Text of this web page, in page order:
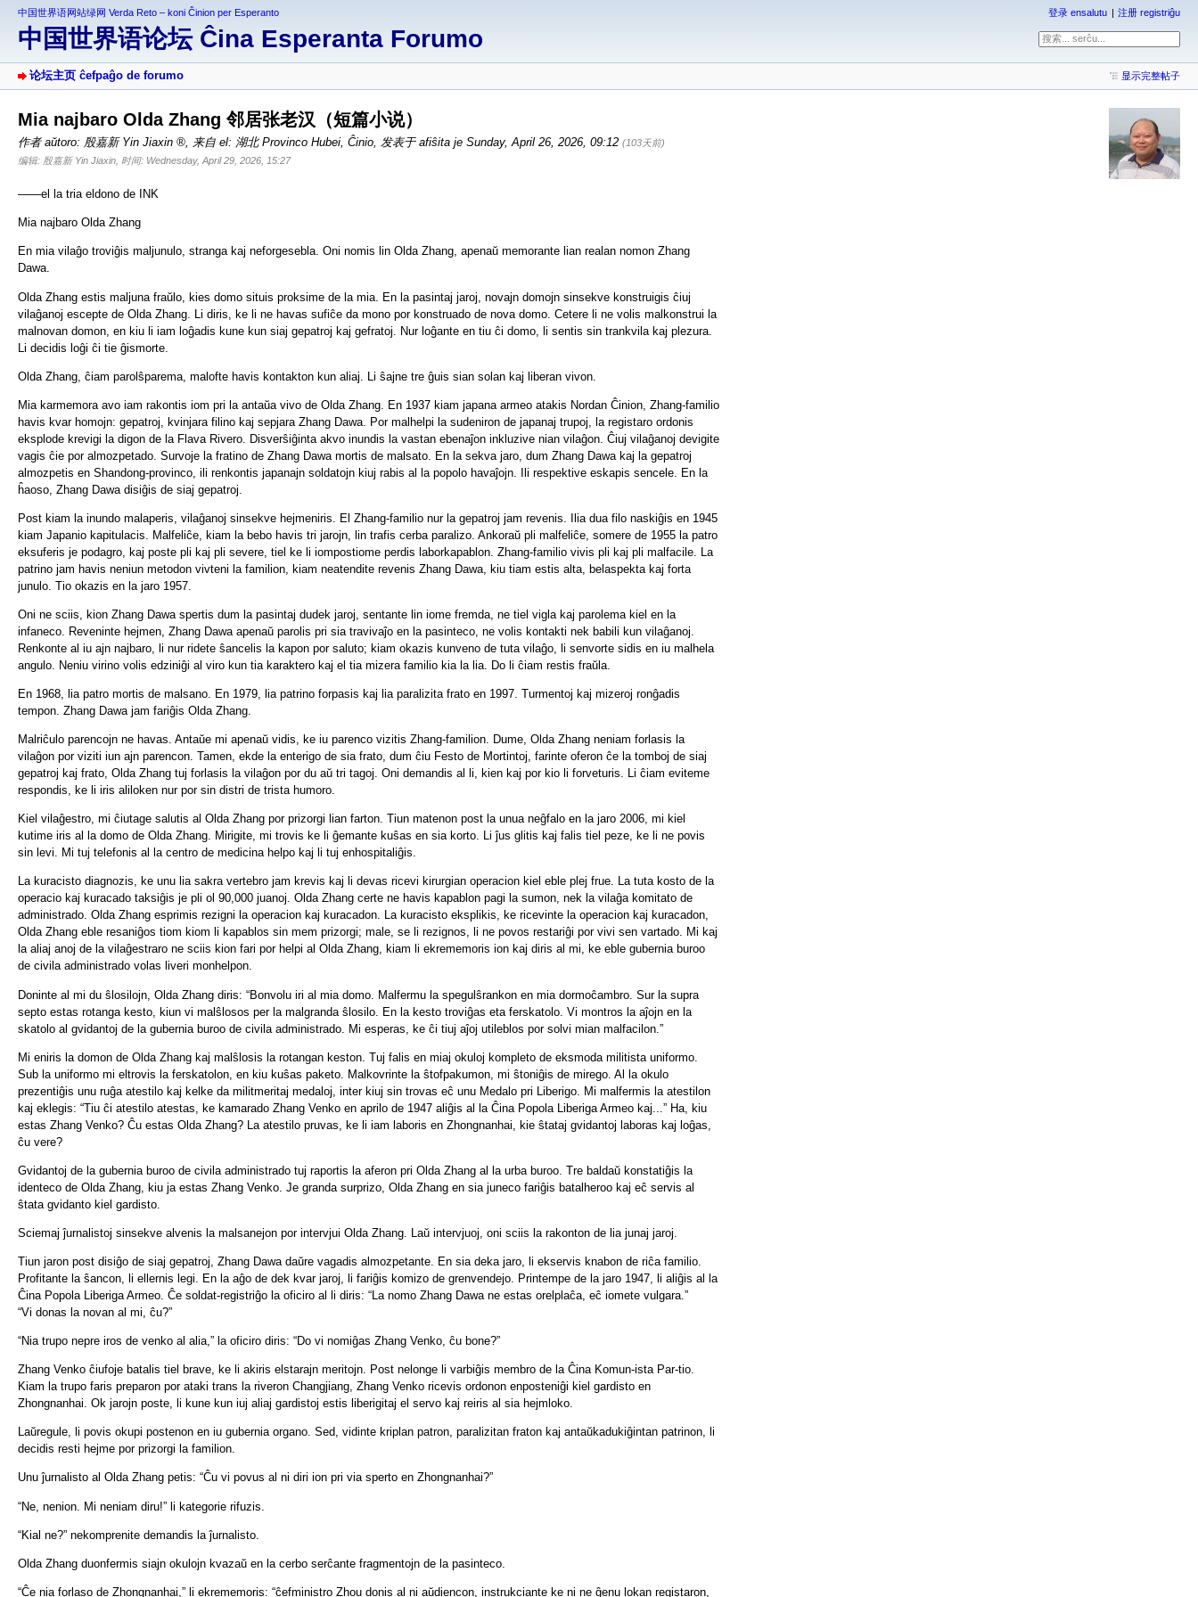
中国世界语网站绿网 Verda Reto – koni Ĉinion per Esperanto
中国世界语论坛 Ĉina Esperanta Forumo
登录 ensalutu 注册 registriĝu
论坛主页 ĉefpaĝo de forumo 显示完整帖子
Mia najbaro Olda Zhang 邻居张老汉（短篇小说）
作者 aŭtoro: 殷嘉新 Yin Jiaxin , 来自 el: 湖北 Provinco Hubei, Ĉinio, 发表于 afiŝita je Sunday, April 26, 2026, 09:12 (103天前)
编辑: 殷嘉新 Yin Jiaxin, 时间: Wednesday, April 29, 2026, 15:27
——el la tria eldono de INK
Mia najbaro Olda Zhang
En mia vilaĝo troviĝis maljunulo, stranga kaj neforgesebla. Oni nomis lin Olda Zhang, apenaŭ memorante lian realan nomon Zhang
Dawa.
Olda Zhang estis maljuna fraŭlo, kies domo situis proksime de la mia. En la pasintaj jaroj, novajn domojn sinsekve konstruigis ĉiuj
vilaĝanoj escepte de Olda Zhang. Li diris, ke li ne havas sufiĉe da mono por konstruado de nova domo. Cetere li ne volis malkonstrui la
malnovan domon, en kiu li iam loĝadis kune kun siaj gepatroj kaj gefratoj. Nur loĝante en tiu ĉi domo, li sentis sin trankvila kaj plezura.
Li decidis loĝi ĉi tie ĝismorte.
Olda Zhang, ĉiam parolŝparema, malofte havis kontakton kun aliaj. Li ŝajne tre ĝuis sian solan kaj liberan vivon.
Mia karmemora avo iam rakontis iom pri la antaŭa vivo de Olda Zhang. En 1937 kiam japana armeo atakis Nordan Ĉinion, Zhang-familio
havis kvar homojn: gepatroj, kvinjara filino kaj sepjara Zhang Dawa. Por malhelpi la sudeniron de japanaj trupoj, la registaro ordonis
eksplode krevigi la digon de la Flava Rivero. Disverŝiĝinta akvo inundis la vastan ebenaĵon inkluzive nian vilaĝon. Ĉiuj vilaĝanoj devigite
vagis ĉie por almozpetado. Survoje la fratino de Zhang Dawa mortis de malsato. En la sekva jaro, dum Zhang Dawa kaj la gepatroj
almozpetis en Shandong-provinco, ili renkontis japanajn soldatojn kiuj rabis al la popolo havaĵojn. Ili respektive eskapis sencele. En la
ĥaoso, Zhang Dawa disiĝis de siaj gepatroj.
Post kiam la inundo malaperis, vilaĝanoj sinsekve hejmeniris. El Zhang-familio nur la gepatroj jam revenis. Ilia dua filo naskiĝis en 1945
kiam Japanio kapitulacis. Malfeliĉe, kiam la bebo havis tri jarojn, lin trafis cerba paralizo. Ankoraŭ pli malfeliĉe, somere de 1955 la patro
eksuferis je podagro, kaj poste pli kaj pli severe, tiel ke li iompostiome perdis laborkapablon. Zhang-familio vivis pli kaj pli malfacile. La
patrino jam havis neniun metodon vivteni la familion, kiam neatendite revenis Zhang Dawa, kiu tiam estis alta, belaspekta kaj forta
junulo. Tio okazis en la jaro 1957.
Oni ne sciis, kion Zhang Dawa spertis dum la pasintaj dudek jaroj, sentante lin iome fremda, ne tiel vigla kaj parolema kiel en la
infaneco. Reveninte hejmen, Zhang Dawa apenaŭ parolis pri sia travivaĵo en la pasinteco, ne volis kontakti nek babili kun vilaĝanoj.
Renkonte al iu ajn najbaro, li nur ridete ŝancelis la kapon por saluto; kiam okazis kunveno de tuta vilaĝo, li senvorte sidis en iu malhela
angulo. Neniu virino volis edziniĝi al viro kun tia karaktero kaj el tia mizera familio kia la lia. Do li ĉiam restis fraŭla.
En 1968, lia patro mortis de malsano. En 1979, lia patrino forpasis kaj lia paralizita frato en 1997. Turmentoj kaj mizeroj ronĝadis
tempon. Zhang Dawa jam fariĝis Olda Zhang.
Malriĉulo parencojn ne havas. Antaŭe mi apenaŭ vidis, ke iu parenco vizitis Zhang-familion. Dume, Olda Zhang neniam forlasis la
vilaĝon por viziti iun ajn parencon. Tamen, ekde la enterigo de sia frato, dum ĉiu Festo de Mortintoj, farinte oferon ĉe la tomboj de siaj
gepatroj kaj frato, Olda Zhang tuj forlasis la vilaĝon por du aŭ tri tagoj. Oni demandis al li, kien kaj por kio li forveturis. Li ĉiam eviteme
respondis, ke li iris aliloken nur por sin distri de trista humoro.
Kiel vilaĝestro, mi ĉiutage salutis al Olda Zhang por prizorgi lian farton. Tiun matenon post la unua neĝfalo en la jaro 2006, mi kiel
kutime iris al la domo de Olda Zhang. Mirigite, mi trovis ke li ĝemante kuŝas en sia korto. Li ĵus glitis kaj falis tiel peze, ke li ne povis
sin levi. Mi tuj telefonis al la centro de medicina helpo kaj li tuj enhospitaliĝis.
La kuracisto diagnozis, ke unu lia sakra vertebro jam krevis kaj li devas ricevi kirurgian operacion kiel eble plej frue. La tuta kosto de la
operacio kaj kuracado taksiĝis je pli ol 90,000 juanoj. Olda Zhang certe ne havis kapablon pagi la sumon, nek la vilaĝa komitato de
administrado. Olda Zhang esprimis rezigni la operacion kaj kuracadon. La kuracisto eksplikis, ke ricevinte la operacion kaj kuracadon,
Olda Zhang eble resaniĝos tiom kiom li kapablos sin mem prizorgi; male, se li rezignos, li ne povos restariĝi por vivi sen vartado. Mi kaj
la aliaj anoj de la vilaĝestraro ne sciis kion fari por helpi al Olda Zhang, kiam li ekrememoris ion kaj diris al mi, ke eble gubernia buroo
de civila administrado volas liveri monhelpon.
Doninte al mi du ŝlosilojn, Olda Zhang diris: “Bonvolu iri al mia domo. Malfermu la spegulŝrankon en mia dormoĉambro. Sur la supra
septo estas rotanga kesto, kiun vi malŝlosos per la malgranda ŝlosilo. En la kesto troviĝas eta ferskatolo. Vi montros la aĵojn en la
skatolo al gvidantoj de la gubernia buroo de civila administrado. Mi esperas, ke ĉi tiuj aĵoj utileblos por solvi mian malfacilon.”
Mi eniris la domon de Olda Zhang kaj malŝlosis la rotangan keston. Tuj falis en miaj okuloj kompleto de eksmoda militista uniformo.
Sub la uniformo mi eltrovis la ferskatolon, en kiu kuŝas paketo. Malkovrinte la ŝtofpakumon, mi ŝtoniĝis de mirego. Al la okulo
prezentiĝis unu ruĝa atestilo kaj kelke da militmeritaj medaloj, inter kiuj sin trovas eĉ unu Medalo pri Liberigo. Mi malfermis la atestilon
kaj eklegis: “Tiu ĉi atestilo atestas, ke kamarado Zhang Venko en aprilo de 1947 aliĝis al la Ĉina Popola Liberiga Armeo kaj...” Ha, kiu
estas Zhang Venko? Ĉu estas Olda Zhang? La atestilo pruvas, ke li iam laboris en Zhongnanhai, kie ŝtataj gvidantoj laboras kaj loĝas,
ĉu vere?
Gvidantoj de la gubernia buroo de civila administrado tuj raportis la aferon pri Olda Zhang al la urba buroo. Tre baldaŭ konstatiĝis la
identeco de Olda Zhang, kiu ja estas Zhang Venko. Je granda surprizo, Olda Zhang en sia juneco fariĝis batalheroo kaj eĉ servis al
ŝtata gvidanto kiel gardisto.
Sciemaj ĵurnalistoj sinsekve alvenis la malsanejon por intervjui Olda Zhang. Laŭ intervjuoj, oni sciis la rakonton de lia junaj jaroj.
Tiun jaron post disiĝo de siaj gepatroj, Zhang Dawa daŭre vagadis almozpetante. En sia deka jaro, li ekservis knabon de riĉa familio.
Profitante la ŝancon, li ellernis legi. En la aĝo de dek kvar jaroj, li fariĝis komizo de grenvendejo. Printempe de la jaro 1947, li aliĝis al la
Ĉina Popola Liberiga Armeo. Ĉe soldat-registriĝo la oficiro al li diris: “La nomo Zhang Dawa ne estas orelplaĉa, eĉ iomete vulgara.”
“Vi donas la novan al mi, ĉu?”
“Nia trupo nepre iros de venko al alia,” la oficiro diris: “Do vi nomiĝas Zhang Venko, ĉu bone?”
Zhang Venko ĉiufoje batalis tiel brave, ke li akiris elstarajn meritojn. Post nelonge li varbiĝis membro de la Ĉina Komun-ista Par-tio.
Kiam la trupo faris preparon por ataki trans la riveron Changjiang, Zhang Venko ricevis ordonon enposteniĝi kiel gardisto en
Zhongnanhai. Ok jarojn poste, li kune kun iuj aliaj gardistoj estis liberigitaj el servo kaj reiris al sia hejmloko.
Laŭregule, li povis okupi postenon en iu gubernia organo. Sed, vidinte kriplan patron, paralizitan fraton kaj antaŭkadukiĝintan patrinon, li
decidis resti hejme por prizorgi la familion.
Unu ĵurnalisto al Olda Zhang petis: “Ĉu vi povus al ni diri ion pri via sperto en Zhongnanhai?”
“Ne, nenion. Mi neniam diru!” li kategorie rifuzis.
“Kial ne?” nekomprenite demandis la ĵurnalisto.
Olda Zhang duonfermis siajn okulojn kvazaŭ en la cerbo serĉante fragmentojn de la pasinteco.
“Ĉe nia forlaso de Zhongnanhai,” li ekrememoris: “ĉefministro Zhou donis al ni aŭdiencon, instrukciante ke ni ne ĝenu lokan registaron,